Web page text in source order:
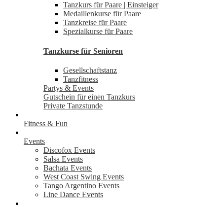
Tanzkurs für Paare | Einsteiger
Medaillenkurse für Paare
Tanzkreise für Paare
Spezialkurse für Paare
Tanzkurse für Senioren
Gesellschaftstanz
Tanzfitness
Partys & Events
Gutschein für einen Tanzkurs
Private Tanzstunde
Fitness & Fun
Events
Discofox Events
Salsa Events
Bachata Events
West Coast Swing Events
Tango Argentino Events
Line Dance Events